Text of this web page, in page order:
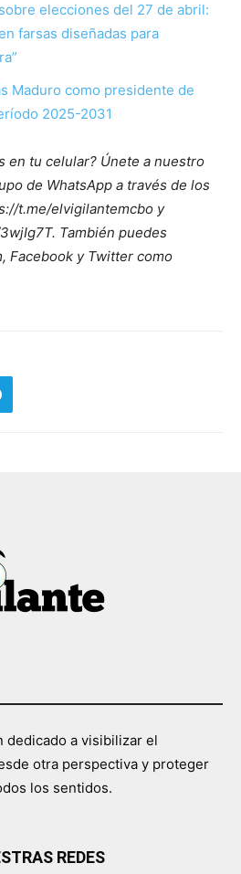
elecciones del 27 de abril:
farsas diseñadas para
Maduro como presidente de
2025-2031
en tu celular? Únete a nuestro
de WhatsApp a través de los
t.me/elvigilantemcbo y
También puedes
Facebook y Twitter como
dedicado a visibilizar el
otra perspectiva y proteger
los sentidos.
REDES